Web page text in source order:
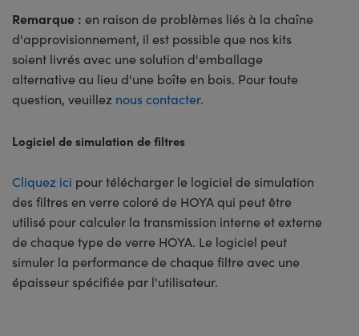
Remarque : en raison de problèmes liés à la chaîne
d'approvisionnement, il est possible que nos kits
soient livrés avec une solution d'emballage
alternative au lieu d'une boîte en bois. Pour toute
question, veuillez nous contacter.
Logiciel de simulation de filtres
Cliquez ici pour télécharger le logiciel de simulation
des filtres en verre coloré de HOYA qui peut être
utilisé pour calculer la transmission interne et externe
de chaque type de verre HOYA. Le logiciel peut
simuler la performance de chaque filtre avec une
épaisseur spécifiée par l'utilisateur.